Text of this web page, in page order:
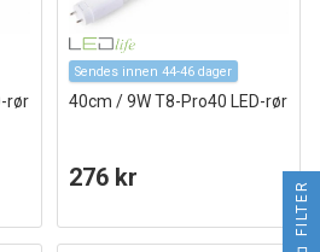
rør
Sendes innen 44-46 dager
40cm / 9W T8-Pro40 LED-rør
276 kr
FILTER